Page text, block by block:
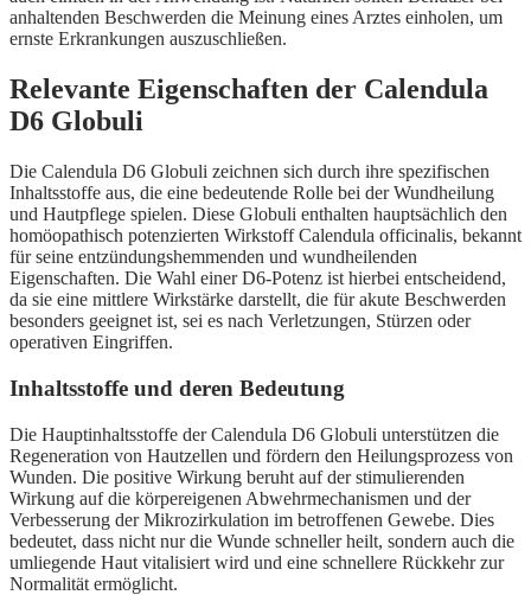
anhaltenden Beschwerden die Meinung eines Arztes einholen, um
ernste Erkrankungen auszuschließen.
Relevante Eigenschaften der Calendula
D6 Globuli
Die Calendula D6 Globuli zeichnen sich durch ihre spezifischen
Inhaltsstoffe aus, die eine bedeutende Rolle bei der Wundheilung
und Hautpflege spielen. Diese Globuli enthalten hauptsächlich den
homöopathisch potenzierten Wirkstoff Calendula officinalis, bekannt
für seine entzündungshemmenden und wundheilenden
Eigenschaften. Die Wahl einer D6-Potenz ist hierbei entscheidend,
da sie eine mittlere Wirkstärke darstellt, die für akute Beschwerden
besonders geeignet ist, sei es nach Verletzungen, Stürzen oder
operativen Eingriffen.
Inhaltsstoffe und deren Bedeutung
Die Hauptinhaltsstoffe der Calendula D6 Globuli unterstützen die
Regeneration von Hautzellen und fördern den Heilungsprozess von
Wunden. Die positive Wirkung beruht auf der stimulierenden
Wirkung auf die körpereigenen Abwehrmechanismen und der
Verbesserung der Mikrozirkulation im betroffenen Gewebe. Dies
bedeutet, dass nicht nur die Wunde schneller heilt, sondern auch die
umliegende Haut vitalisiert wird und eine schnellere Rückkehr zur
Normalität ermöglicht.